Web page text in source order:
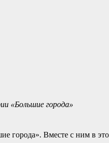
«Большие города»
Вместе с ним в